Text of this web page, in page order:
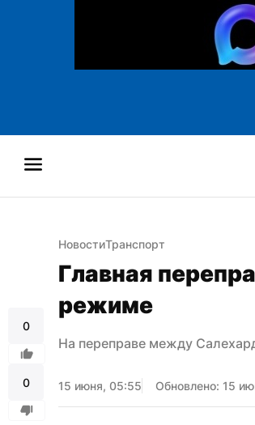
0
0
НовостиТранспорт
Главная
режиме
На переправе между
15 июня, 05:55 Обновлено: 15